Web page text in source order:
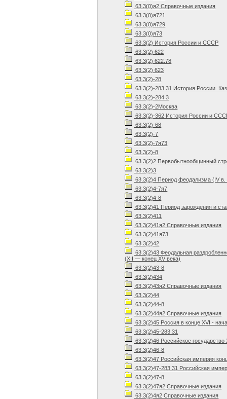
63.3(0)я2 Справочные издания
63.3(0)я721
63.3(0)я729
63.3(0)я73
63.3(2) История России и СССР
63.3(2) 622
63.3(2) 622.78
63.3(2) 623
63.3(2)-28
63.3(2)-283.31 История России.
63.3(2)-284.3
63.3(2)-2Москва
63.3(2)-362 История России и
63.3(2)-68
63.3(2)-7
63.3(2)-7я73
63.3(2)-8
63.3(2)2 Первобытнообщинный
63.3(2)3
63.3(2)4 Период феодализма (IV
63.3(2)4-7я7
63.3(2)4-8
63.3(2)41 Период зарождения и
63.3(2)411
63.3(2)41я2 Справочные издания
63.3(2)41я73
63.3(2)42
63.3(2)43 Феодальная
(XII — конец XV века)
63.3(2)43-8
63.3(2)434
63.3(2)43я2 Справочные издания
63.3(2)44
63.3(2)44-8
63.3(2)44я2 Справочные издания
63.3(2)45 Россия в конце XVI -
63.3(2)45-283.31
63.3(2)46 Российское государство
63.3(2)46-8
63.3(2)47 Российская империя
63.3(2)47-283.31 Российская
63.3(2)47-8
63.3(2)47я2 Справочные издания
63.3(2)4я2 Справочные издания